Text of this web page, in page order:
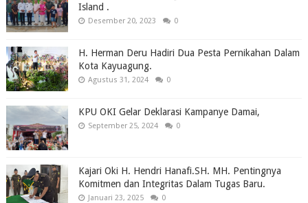
Island .
Desember 20, 2023 0
H. Herman Deru Hadiri Dua Pesta Pernikahan Dalam
Kota Kayuagung.
Agustus 31, 2024 0
KPU OKI Gelar Deklarasi Kampanye Damai,
September 25, 2024 0
Kajari Oki H. Hendri Hanafi.SH. MH. Pentingnya
Komitmen dan Integritas Dalam Tugas Baru.
Januari 23, 2025 0